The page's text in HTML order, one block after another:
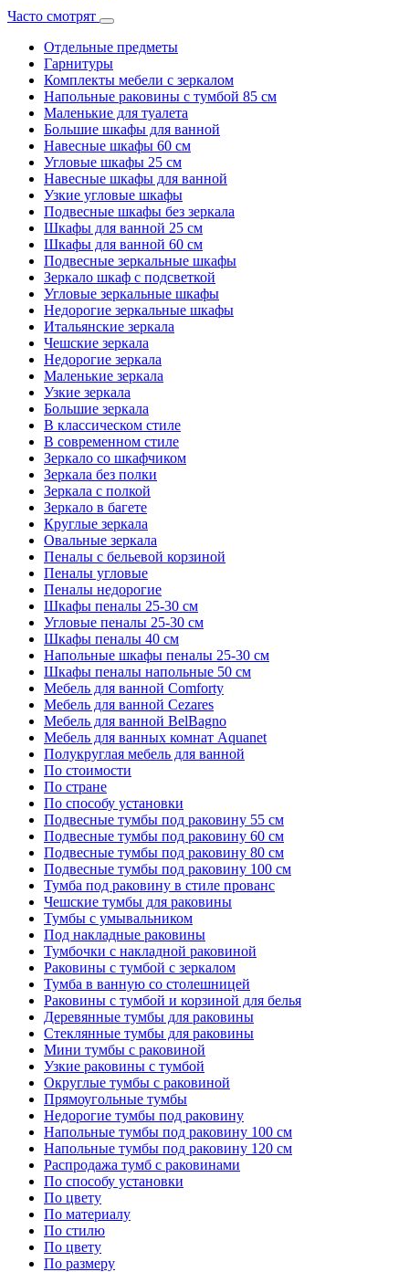
Часто смотрят
Отдельные предметы
Гарнитуры
Комплекты мебели с зеркалом
Напольные раковины с тумбой 85 см
Маленькие для туалета
Большие шкафы для ванной
Навесные шкафы 60 см
Угловые шкафы 25 см
Навесные шкафы для ванной
Узкие угловые шкафы
Подвесные шкафы без зеркала
Шкафы для ванной 25 см
Шкафы для ванной 60 см
Подвесные зеркальные шкафы
Зеркало шкаф с подсветкой
Угловые зеркальные шкафы
Недорогие зеркальные шкафы
Итальянские зеркала
Чешские зеркала
Недорогие зеркала
Маленькие зеркала
Узкие зеркала
Большие зеркала
В классическом стиле
В современном стиле
Зеркало со шкафчиком
Зеркала без полки
Зеркала с полкой
Зеркало в багете
Круглые зеркала
Овальные зеркала
Пеналы с бельевой корзиной
Пеналы угловые
Пеналы недорогие
Шкафы пеналы 25-30 см
Угловые пеналы 25-30 см
Шкафы пеналы 40 см
Напольные шкафы пеналы 25-30 см
Шкафы пеналы напольные 50 см
Мебель для ванной Comforty
Мебель для ванной Cezares
Мебель для ванной BelBagno
Мебель для ванных комнат Aquanet
Полукруглая мебель для ванной
По стоимости
По стране
По способу установки
Подвесные тумбы под раковину 55 см
Подвесные тумбы под раковину 60 см
Подвесные тумбы под раковину 80 см
Подвесные тумбы под раковину 100 см
Тумба под раковину в стиле прованс
Чешские тумбы для раковины
Тумбы с умывальником
Под накладные раковины
Тумбочки с накладной раковиной
Раковины с тумбой с зеркалом
Тумба в ванную со столешницей
Раковины с тумбой и корзиной для белья
Деревянные тумбы для раковины
Стеклянные тумбы для раковины
Мини тумбы с раковиной
Узкие раковины с тумбой
Округлые тумбы с раковиной
Прямоугольные тумбы
Недорогие тумбы под раковину
Напольные тумбы под раковину 100 см
Напольные тумбы под раковину 120 см
Распродажа тумб с раковинами
По способу установки
По цвету
По материалу
По стилю
По цвету
По размеру